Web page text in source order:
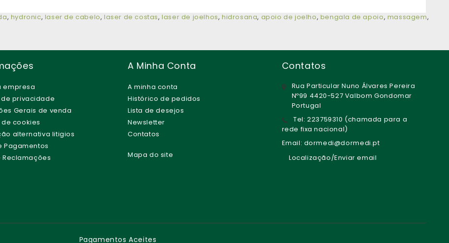
, hydronic, laser de cabelo,laser de costas,laser de joelhos,hidrosana, apoio de joelho, bengala de apoio, massagem,
empresa
privacidade
Gerais de venda
cookies
alternativa litigios
Pagamentos
Reclamações
A Minha Conta
A minha conta
Histórico de pedidos
Lista de desejos
Newsletter
Contatos
Mapa do site
Contatos
Rua Particular Nuno Álvares Pereira
Nº99 4420-527 Valbom Gondomar
Portugal
Tel: 223759310 (chamada para a
rede fixa nacional)
Email: dormedi@dormedi.pt
Localização/Enviar email
Pagamentos Aceites